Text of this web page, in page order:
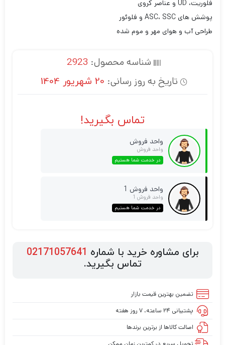
فلوریت، UD و عناصر کروی
پوشش های ASC، SSC و فلوئور
طراحی آب و هوای مهر و موم شده
شناسه محصول: 2923
تاریخ به روز رسانی: 20 شهریور 1404
تماس بگیرید!
واحد فروش
واحد فروش
در خدمت شما هستیم
واحد فروش 1
واحد فروش 1
در خدمت شما هستیم
برای مشاوره خرید با شماره 02171057641
تماس بگیرید.
تضمین بهترین قیمت بازار
پشتیبانی ۲۴ ساعته، ۷ روز هفته
اصالت کالاها از برترین برندها